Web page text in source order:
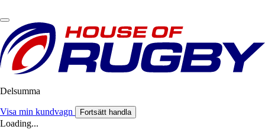
Delsumma
Visa min kundvagn Fortsätt handla
Loading...